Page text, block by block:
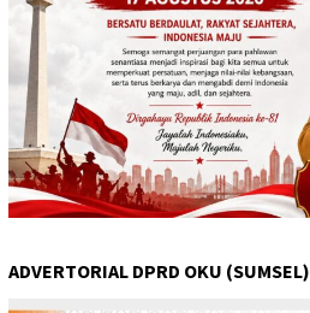
ADVERTORIAL DPRD OKU (SUMSEL)